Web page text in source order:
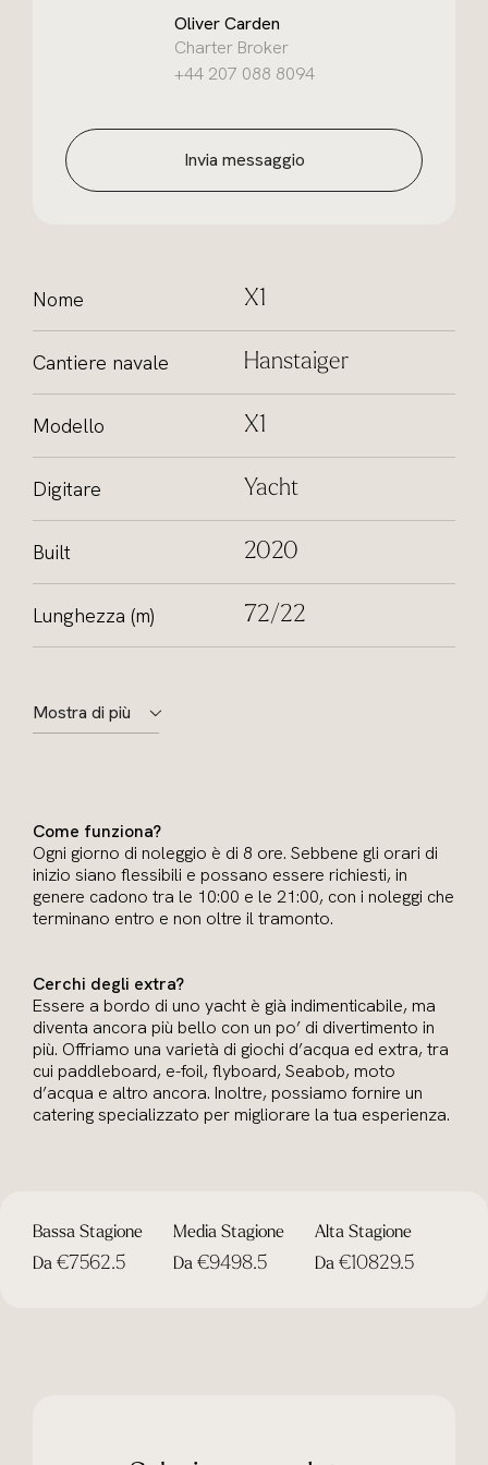
Oliver Carden
Charter Broker
+44 207 088 8094
Invia messaggio
Nome X1
Cantiere navale Hanstaiger
Modello X1
Digitare Yacht
Built 2020
Lunghezza (m) 72/22
Mostra di più
Come funziona?
Ogni giorno di noleggio è di 8 ore. Sebbene gli orari di
inizio siano flessibili e possano essere richiesti, in
genere cadono tra le 10:00 e le 21:00, con i noleggi che
terminano entro e non oltre il tramonto.
Cerchi degli extra?
Essere a bordo di uno yacht è già indimenticabile, ma
diventa ancora più bello con un po’ di divertimento in
più. Offriamo una varietà di giochi d’acqua ed extra, tra
cui paddleboard, e-foil, flyboard, Seabob, moto
d’acqua e altro ancora. Inoltre, possiamo fornire un
catering specializzato per migliorare la tua esperienza.
Bassa Stagione
Da €7562.5
Media Stagione
Da €9498.5
Alta Stagione
Da€10829.5